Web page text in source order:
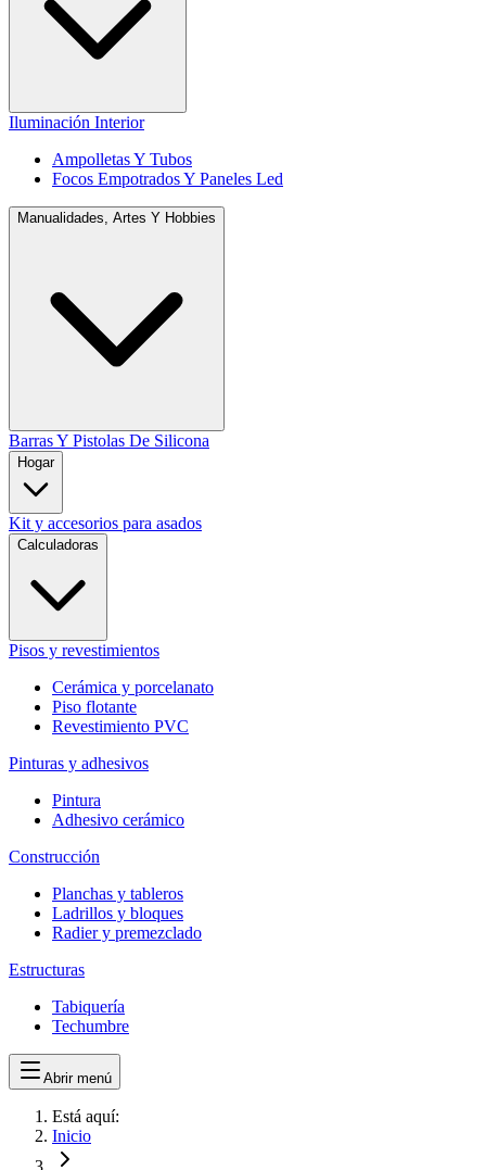
Iluminación Interior
Ampolletas Y Tubos
Focos Empotrados Y Paneles Led
Manualidades, Artes Y Hobbies
Barras Y Pistolas De Silicona
Hogar
Kit y accesorios para asados
Calculadoras
Pisos y revestimientos
Cerámica y porcelanato
Piso flotante
Revestimiento PVC
Pinturas y adhesivos
Pintura
Adhesivo cerámico
Construcción
Planchas y tableros
Ladrillos y bloques
Radier y premezclado
Estructuras
Tabiquería
Techumbre
Abrir menú
Está aquí:
Inicio